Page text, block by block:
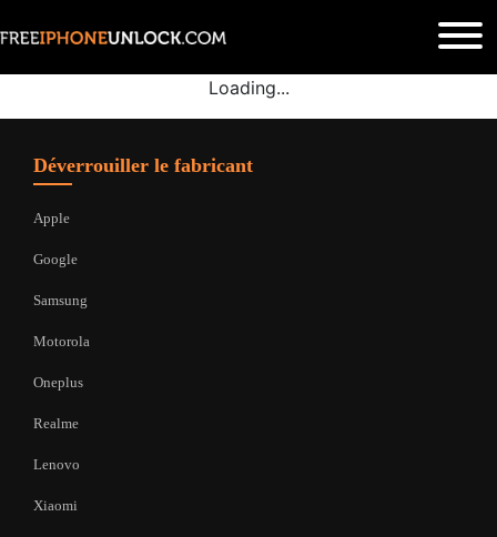
Loading...
Déverrouiller le fabricant
Apple
Google
Samsung
Motorola
Oneplus
Realme
Lenovo
Xiaomi